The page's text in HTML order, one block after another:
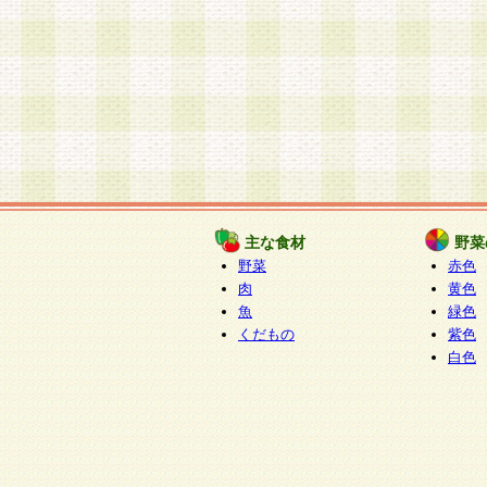
主な食材
野菜
肉
魚
くだもの
野
赤色
黄色
緑色
紫色
白色